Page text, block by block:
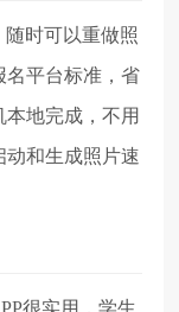
时可以重做照
名平台标准，省
地完成，不用
动和生成照片速